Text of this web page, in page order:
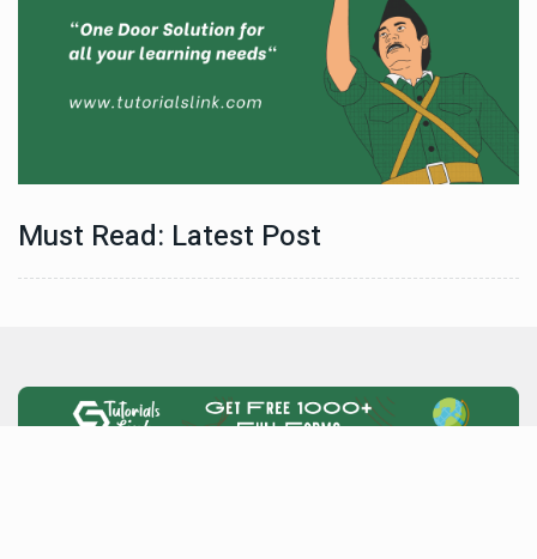
Must Read: Latest Post